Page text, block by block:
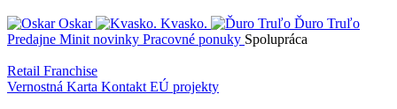
Oskar Kvasko.
Ďuro Truľo
Predajne Minit novinky Pracovné ponuky Spolupráca
Retail Franchise
Vernostná Karta Kontakt EÚ projekty